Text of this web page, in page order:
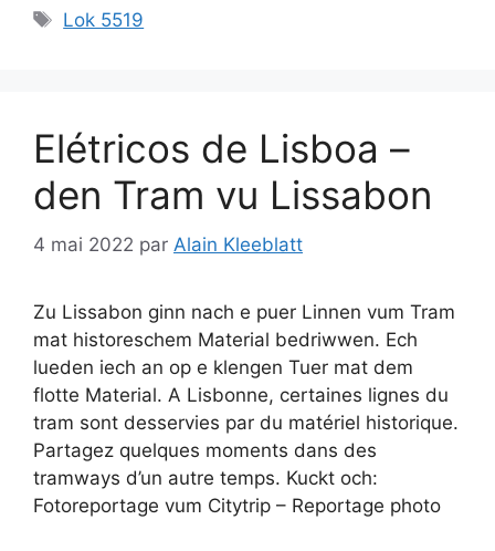
Étiquettes
Lok 5519
Elétricos de Lisboa –
den Tram vu Lissabon
4 mai 2022 par Alain Kleeblatt
Zu Lissabon ginn nach e puer Linnen vum Tram
mat historeschem Material bedriwwen. Ech
lueden iech an op e klengen Tuer mat dem
flotte Material. A Lisbonne, certaines lignes du
tram sont desservies par du matériel historique.
Partagez quelques moments dans des
tramways d’un autre temps. Kuckt och:
Fotoreportage vum Citytrip – Reportage photo